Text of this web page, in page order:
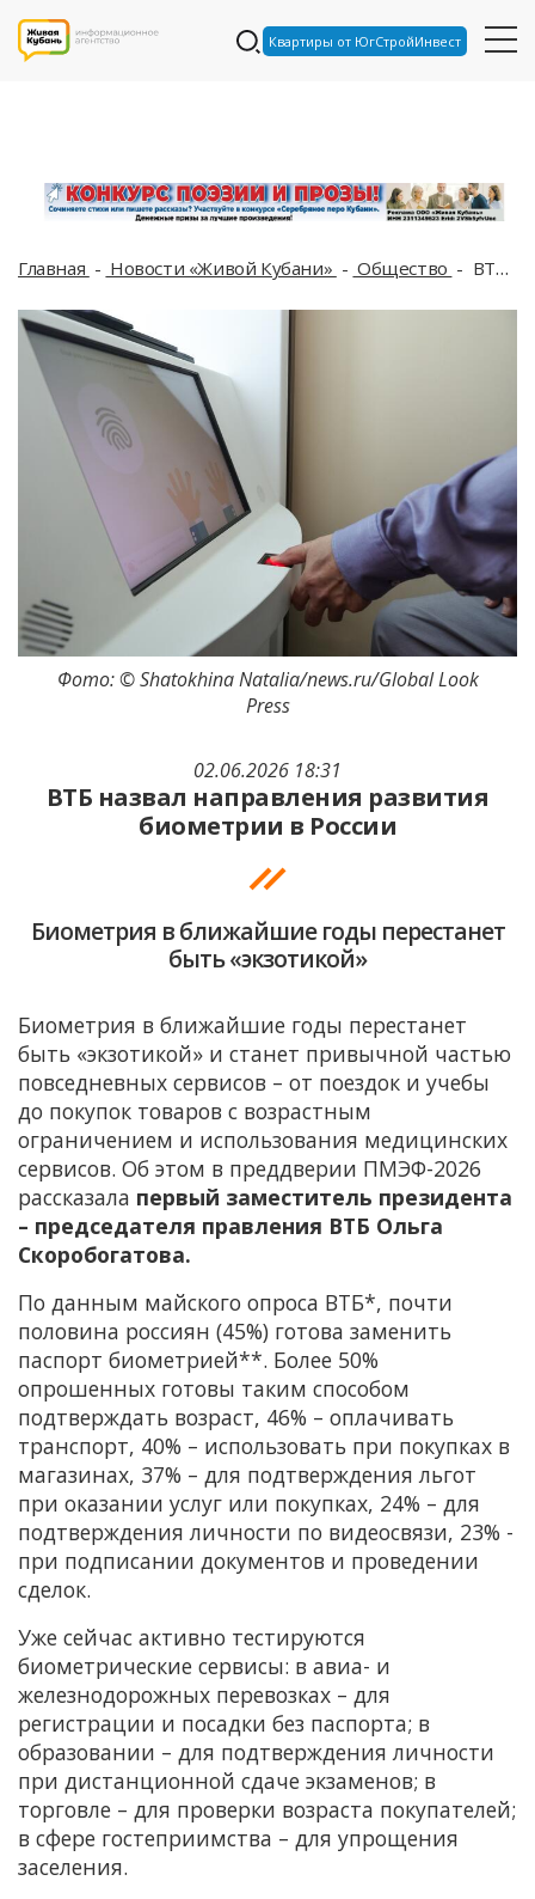
Квартиры от ЮгСтройИнвест
Главная Новости «Живой Кубани» Общество ВТБ назвал направления развития биометрии в России
02.06.2026 18:31
ВТБ назвал направления развития
биометрии в России
Биометрия в ближайшие годы перестанет
быть «экзотикой»
Фото: © Shatokhina Natalia/news.ru/Global Look
Press
Биометрия в ближайшие годы перестанет
быть «экзотикой» и станет привычной частью
повседневных сервисов – от поездок и учебы
до покупок товаров с возрастным
ограничением и использования медицинских
сервисов. Об этом в преддверии ПМЭФ-2026
рассказала первый заместитель президента
– председателя правления ВТБ Ольга
Скоробогатова.
По данным майского опроса ВТБ*, почти
половина россиян (45%) готова заменить
паспорт биометрией**. Более 50%
опрошенных готовы таким способом
подтверждать возраст, 46% – оплачивать
транспорт, 40% – использовать при покупках в
магазинах, 37% – для подтверждения льгот
при оказании услуг или покупках, 24% – для
подтверждения личности по видеосвязи, 23% -
при подписании документов и проведении
сделок.
Уже сейчас активно тестируются
биометрические сервисы: в авиа- и
железнодорожных перевозках – для
регистрации и посадки без паспорта; в
образовании – для подтверждения личности
при дистанционной сдаче экзаменов; в
торговле – для проверки возраста покупателей;
в сфере гостеприимства – для упрощения
заселения.